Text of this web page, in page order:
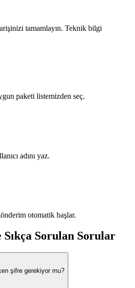
tamamlayın. Teknik bilgi
paketi listemizden seç.
adını yaz.
otomatik başlar.
Sıkça Sorulan Sorular
şifre gerekiyor mu?